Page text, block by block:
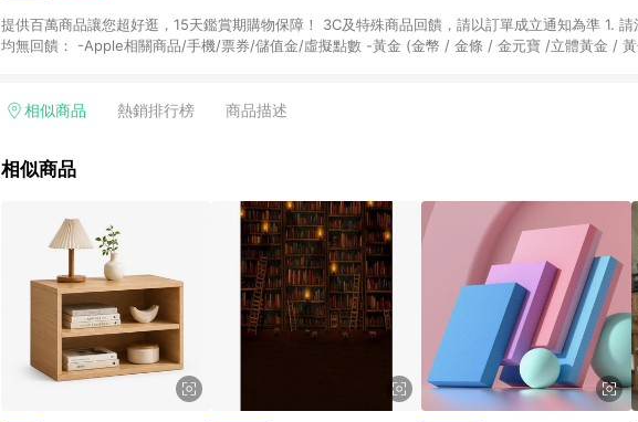
提供百萬商品讓您超好逛，15天鑑賞期購物保障！ 3C及特殊商品回饋，請以訂單成立通知為準 1. 請注意以下品類商品
均無回饋： -Apple相關商品/手機/票券/儲值金/虛擬點數 -黃金 (金幣 / 金條 / 金元寶 /立體黃金 /
Yahoo超贈點回饋者 - 購物中心商店之商品：商品賣場中有標示「商店」及顯示商店名稱者(指定活
相似商品 熱銷排行榜 商品描述
相似商品